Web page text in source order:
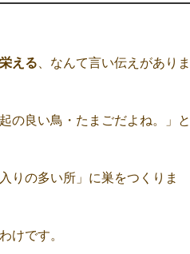
える 、なんて言い伝えがありま
の良い鳥・たまごだよね。」と
りの多い所」に巣をつくりま
けです。